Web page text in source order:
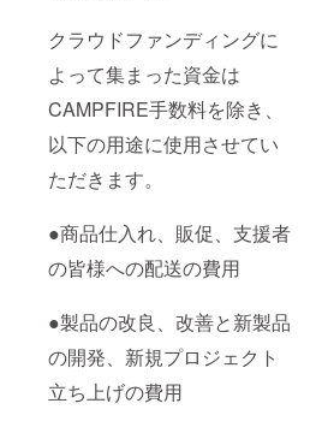
クラウドファンディングに
よって集まった資金は
CAMPFIRE手数料を除き、
以下の用途に使用させてい
ただきます。
●商品仕入れ、販促、支援者
の皆様への配送の費用
●製品の改良、改善と新製品
の開発、新規プロジェクト
立ち上げの費用